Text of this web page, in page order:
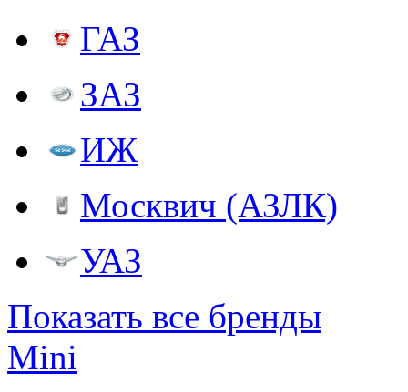
ГАЗ
ЗАЗ
ИЖ
Москвич (АЗЛК)
УАЗ
Показать все бренды
Mini